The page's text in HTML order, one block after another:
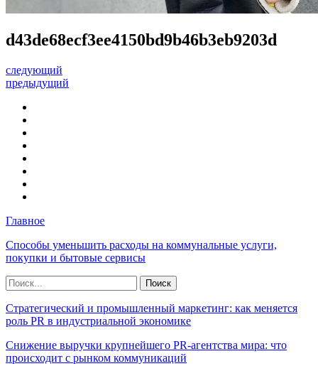
d43de68ecf3ee4150bd9b46b3eb9203d
следующий
предыдущий
Главное
Способы уменьшить расходы на коммунальные услуги,
покупки и бытовые сервисы
Стратегический и промышленный маркетинг: как меняется
роль PR в индустриальной экономике
Снижение выручки крупнейшего PR-агентства мира: что
происходит с рынком коммуникаций